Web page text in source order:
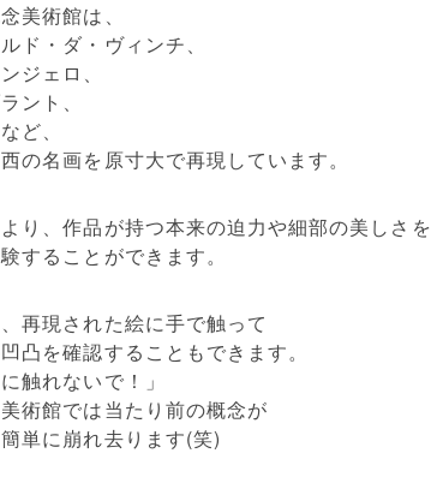
美術館は、
ド・ダ・ヴィンチ、
ジェロ、
ント、
ど、
の名画を原寸大で再現しています。
り、作品が持つ本来の迫力や細部の美しさを
することができます。
再現された絵に手で触って
凸を確認することもできます。
に触れないで！」
術館では当たり前の概念が
単に崩れ去ります(笑)